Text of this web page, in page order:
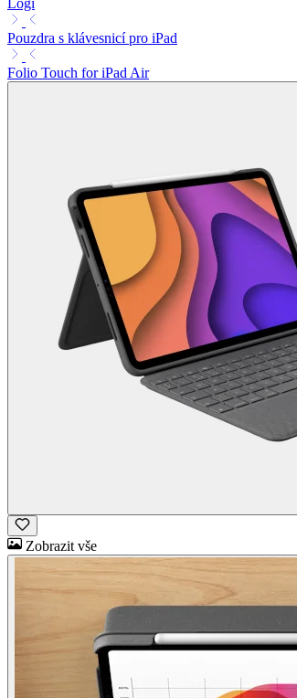
Logi
Pouzdra s klávesnicí pro iPad
Folio Touch for iPad Air
Zobrazit vše